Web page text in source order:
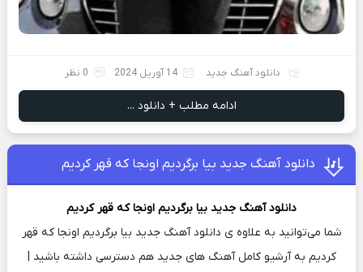
دانلود آهنگ جدید 14 آوریل 2024 0 نظر
ادامه مطلب + دانلود ...
دانلود آهنگ جدید بیا برگردیم اونجا که قهر کردیم
دانلود آهنگ جدید بیا برگردیم اونجا که قهر کردیم
شما می‌توانید به علاوه ی دانلود آهنگ جدید بیا برگردیم اونجا که قهر
کردیم به آرشیو کامل آهنگ های جدید هم دسترسی داشته باشید |